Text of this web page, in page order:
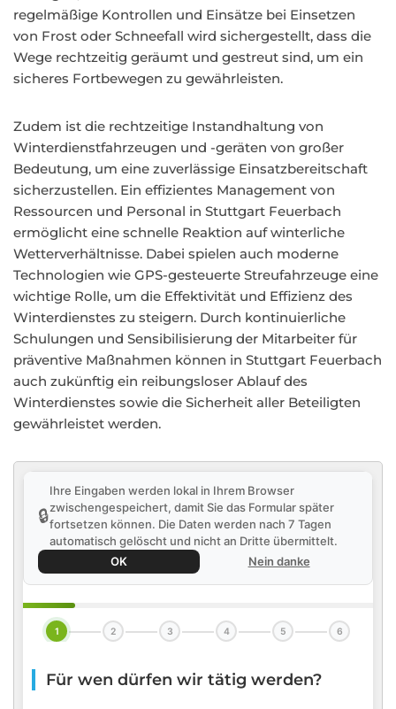
regelmäßige Kontrollen und Einsätze bei Einsetzen
von Frost oder Schneefall wird sichergestellt, dass die
Wege rechtzeitig geräumt und gestreut sind, um ein
sicheres Fortbewegen zu gewährleisten.
Zudem ist die rechtzeitige Instandhaltung von
Winterdienstfahrzeugen und -geräten von großer
Bedeutung, um eine zuverlässige Einsatzbereitschaft
sicherzustellen. Ein effizientes Management von
Ressourcen und Personal in Stuttgart Feuerbach
ermöglicht eine schnelle Reaktion auf winterliche
Wetterverhältnisse. Dabei spielen auch moderne
Technologien wie GPS-gesteuerte Streufahrzeuge eine
wichtige Rolle, um die Effektivität und Effizienz des
Winterdienstes zu steigern. Durch kontinuierliche
Schulungen und Sensibilisierung der Mitarbeiter für
präventive Maßnahmen können in Stuttgart Feuerbach
auch zukünftig ein reibungsloser Ablauf des
Winterdienstes sowie die Sicherheit aller Beteiligten
gewährleistet werden.
🔒
Ihre Eingaben werden lokal in Ihrem Browser
zwischengespeichert, damit Sie das Formular später
fortsetzen können. Die Daten werden nach 7 Tagen
automatisch gelöscht und nicht an Dritte übermittelt.
OK
Nein danke
1 2 3 4 5 6
Für wen dürfen wir tätig werden?